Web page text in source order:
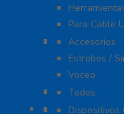
Para Cable
Notificación y
Accesorios
Estrobos /
Voceo
Todos
Paneles de
Dispositivos